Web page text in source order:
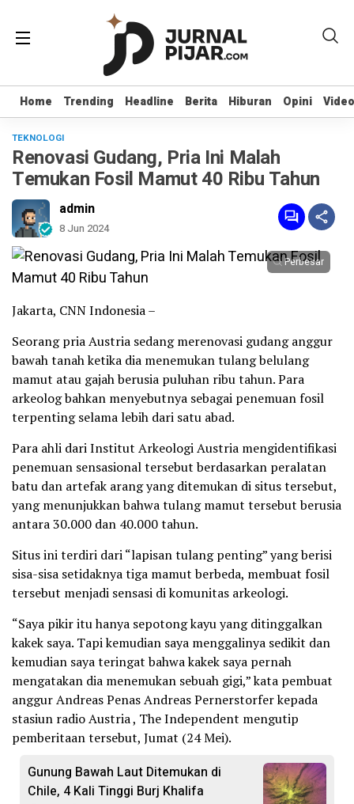
Home Trending Headline Berita Hiburan Opini Video
Home Trending Headline Berita Hiburan Opini Video
TEKNOLOGI
Renovasi Gudang, Pria Ini Malah
Temukan Fosil Mamut 40 Ribu Tahun
admin
8 Jun 2024
Perbesar
Jakarta, CNN Indonesia –
Seorang pria Austria sedang merenovasi gudang anggur
bawah tanah ketika dia menemukan tulang belulang
mamut atau gajah berusia puluhan ribu tahun. Para
arkeolog bahkan menyebutnya sebagai penemuan fosil
terpenting selama lebih dari satu abad.
Para ahli dari Institut Arkeologi Austria mengidentifikasi
penemuan sensasional tersebut berdasarkan peralatan
batu dan artefak arang yang ditemukan di situs tersebut,
yang menunjukkan bahwa tulang mamut tersebut berusia
antara 30.000 dan 40.000 tahun.
Situs ini terdiri dari “lapisan tulang penting” yang berisi
sisa-sisa setidaknya tiga mamut berbeda, membuat fosil
tersebut menjadi sensasi di komunitas arkeologi.
“Saya pikir itu hanya sepotong kayu yang ditinggalkan
kakek saya. Tapi kemudian saya menggalinya sedikit dan
kemudian saya teringat bahwa kakek saya pernah
mengatakan dia menemukan sebuah gigi,” kata pembuat
anggur Andreas Penas Andreas Pernerstorfer kepada
stasiun radio Austria , The Independent mengutip
pemberitaan tersebut, Jumat (24 Mei).
Gunung Bawah Laut Ditemukan di
Chile, 4 Kali Tinggi Burj Khalifa